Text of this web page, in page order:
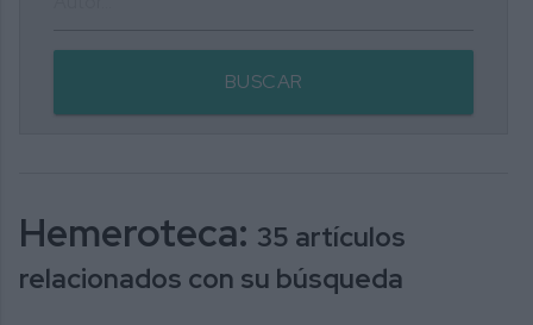
BUSCAR
Hemeroteca: 35 artículos
relacionados con su búsqueda